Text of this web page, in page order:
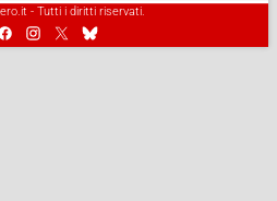
- Tutti i diritti riservati.